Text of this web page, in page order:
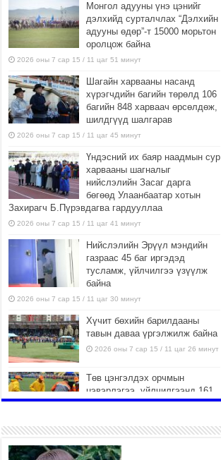
Монгол адууны үнэ цэнийг
дэлхийд сурталчлах “Дэлхийн
адууны өдөр”-т 15000 морьтон
оролцож байна
2026 оны 7 сар 15 / 11 цаг 51 минут
Шагайн харвааны насанд
хүрэгчдийн багийн төрөлд 106
багийн 848 харваач өрсөлдөж,
шилдгүүд шалгарав
2026 оны 7 сар 15 / 11 цаг 45 минут
Үндэсний их баяр наадмын сур
харвааны шагналыг
нийслэлийн Засаг дарга
бөгөөд Улаанбаатар хотын
Захирагч Б.Пүрэвдагва гардууллаа
2026 оны 7 сар 15 / 11 цаг 41 минут
Нийслэлийн Эрүүл мэндийн
газраас 45 баг иргэдэд
тусламж, үйлчилгээ үзүүлж
байна
2026 оны 7 сар 15 / 11 цаг 30 минут
Хүчит бөхийн барилдааны
тавын даваа үргэлжилж байна
2026 оны 7 сар 15 / 11 цаг 26 минут
Төв цэнгэлдэх орчмын
цэвэрлэгээ, үйлчилгээнд 161
ажилтан, 27 техниктэй
2026 оны 7 сар 15 / 11 цаг 22 минут
Наадмын амралтын өдрүүдэд